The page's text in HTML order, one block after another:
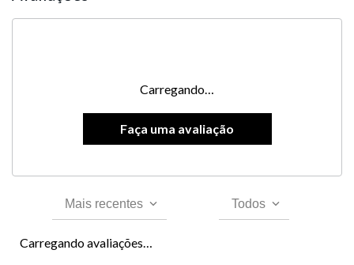
Carregando…
Mais recentes Todos
Carregando avaliações…